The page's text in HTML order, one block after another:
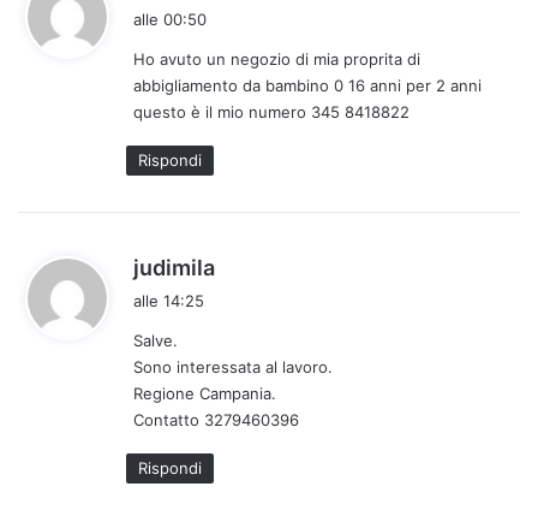
e
t
t
o
:
alle 00:50
Ho avuto un negozio di mia proprita di
abbigliamento da bambino 0 16 anni per 2 anni
questo è il mio numero 345 8418822
Rispondi
judimila
t
t
o
alle 14:25
Salve.
Sono interessata al lavoro.
Regione Campania.
Contatto 3279460396
Rispondi